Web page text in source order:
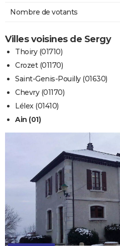
Nombre de votants
Villes voisines de Sergy
Thoiry (01710)
Crozet (01170)
Saint-Genis-Pouilly (01630)
Chevry (01170)
Lélex (01410)
Ain (01)